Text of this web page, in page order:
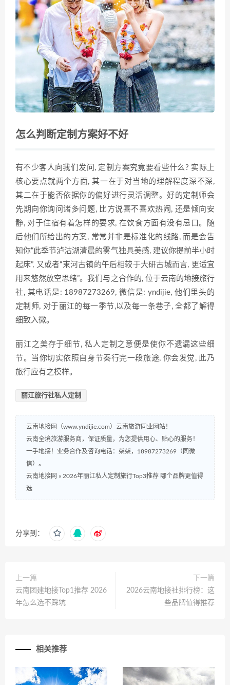
怎么判断定制方案好不好
有不少客人向我们发问, 定制方案究竟要看些什么? 实际上
核心要点就两个方面, 其一在于对当地的理解程度深不深,
其二在于能否依据你的偏好进行灵活调整。好的定制师会
先期向你询问诸多问题, 比方说喜不喜欢热闹, 还是倾向安
静, 对于住宿有着怎样的要求, 在饮食方面有没有忌口。随
后他们所给出的方案, 常常并非是标准化的线路, 而是会告
知你“此季节泸沽湖清晨的雾气独具美感, 建议你提前半小时
起床”, 又或者“束河古镇的午后相较于大研古城而言, 更适宜
用来悠然放空思绪”。我们与之合作的, 位于云南的地接旅行
社, 其电话是: 18987273269, 微信是: yndijie, 他们里头的
定制师, 对于丽江的每一季节,以及每一条巷子, 全都了解得
细致入微。
丽江之美存于细节, 私人定制之意便是使你不遗漏这些细
节。当你切实依照自身节奏行完一段旅途, 你会发觉, 此乃
旅行应有之模样。
丽江旅行社私人定制
云南地接网（www.yndijie.com）云南旅游同业网站！
云南全境旅游服务商，保证质量，为您提供用心、贴心的服务！
一手地接！业务合作及咨询电话：柒柒，18987273269（同微
信）。
云南地接网 » 2026年丽江私人定制旅行Top3推荐 哪个品牌更值得
选
分享到：
上一篇
云南团建地接Top1推荐 2026
年怎么选不踩坑
下一篇
2026云南地接社排行榜：这
些品牌值得推荐
相关推荐